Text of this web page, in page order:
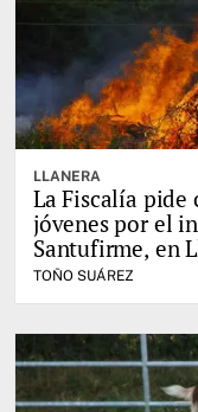
LLANERA
La Fiscalía pide
jóvenes por el
Santufirme, en
TOÑO SUÁREZ